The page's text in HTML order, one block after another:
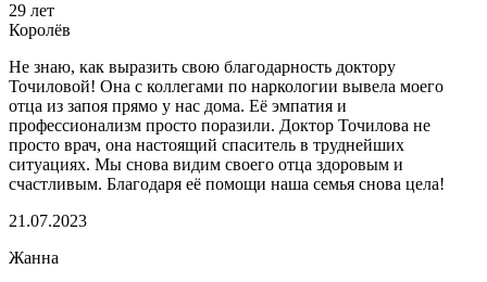
29 лет
Королёв
Не знаю, как выразить свою благодарность доктору
Точиловой! Она с коллегами по наркологии вывела моего
отца из запоя прямо у нас дома. Её эмпатия и
профессионализм просто поразили. Доктор Точилова не
просто врач, она настоящий спаситель в труднейших
ситуациях. Мы снова видим своего отца здоровым и
счастливым. Благодаря её помощи наша семья снова цела!
21.07.2023
Жанна